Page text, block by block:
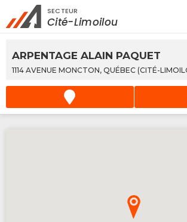
Rechercher à proximité -
Services
SECTEUR
Cité-Limoilou
ARPENTAGE ALAIN PAQUET
1114 AVENUE MONCTON, QUÉBEC (CITÉ-